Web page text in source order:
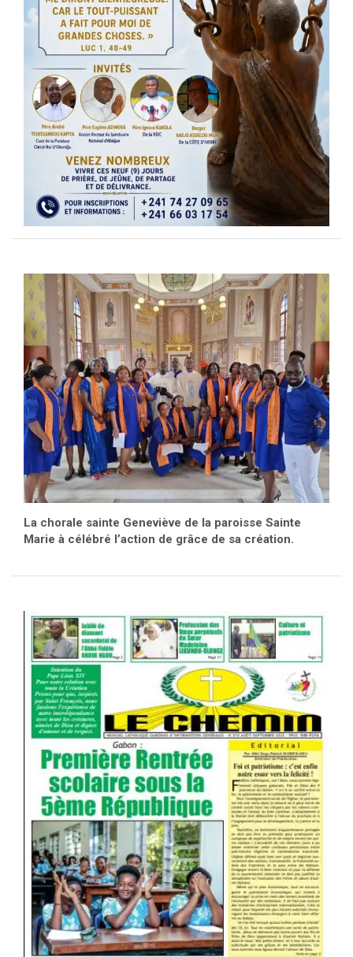
La chorale sainte Geneviève de la paroisse Sainte
Marie à célébré l’action de grâce de sa création.